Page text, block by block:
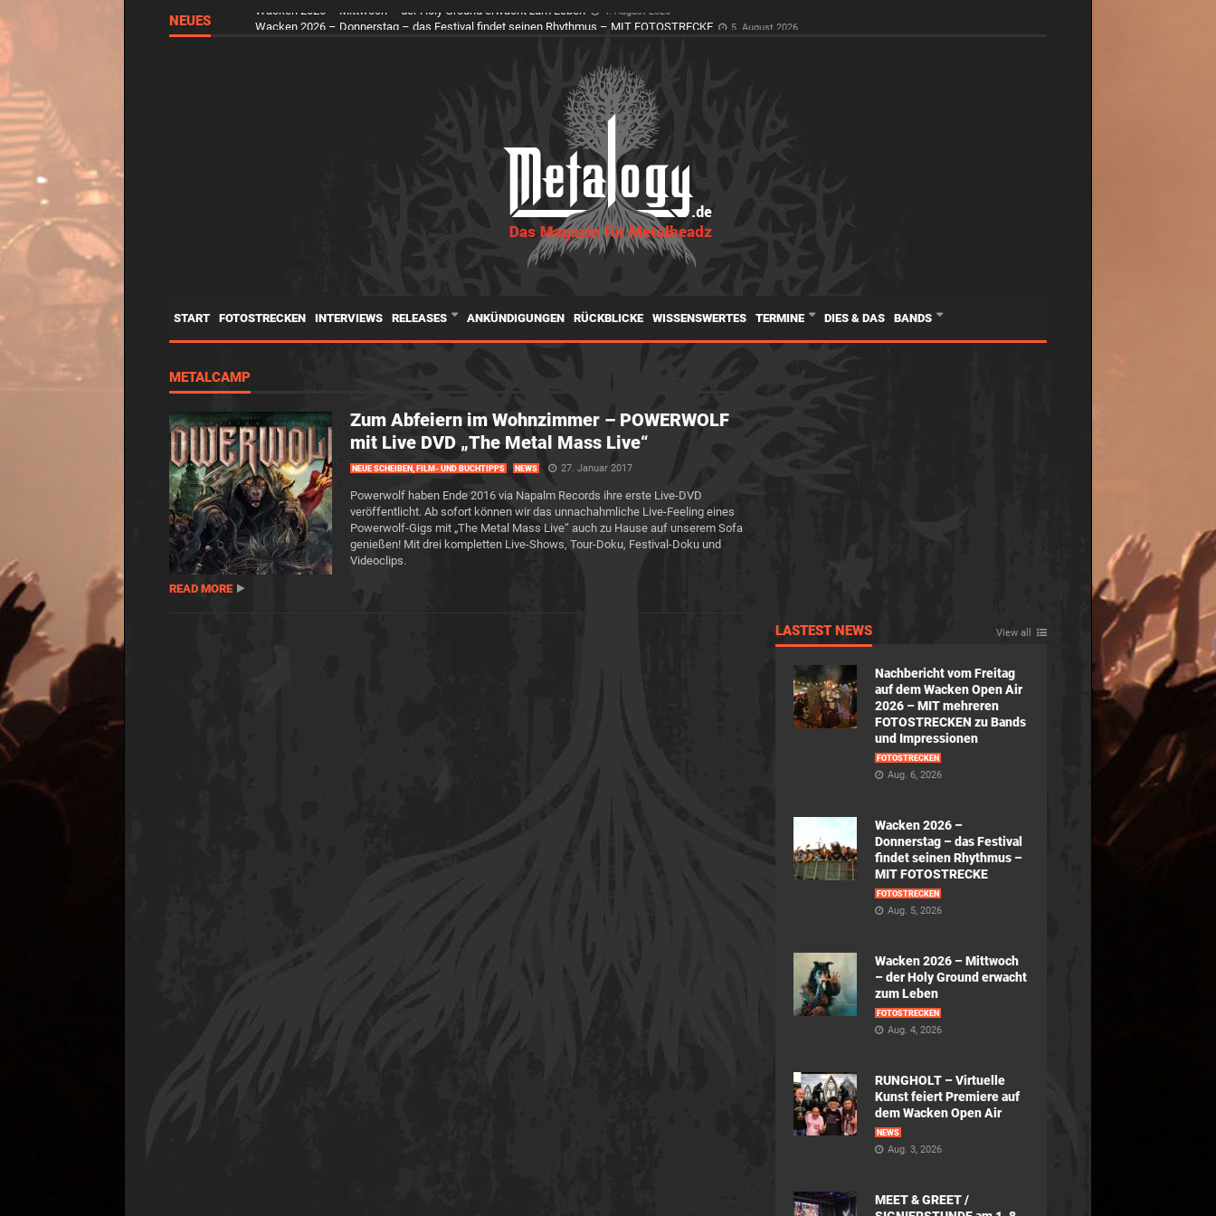
NEUES Wacken 2026 – Mittwoch – der Holy Ground erwacht zum Leben 4. August 2026
START FOTOSTRECKEN INTERVIEWS RELEASES ANKÜNDIGUNGEN RÜCKBLICKE WISSENSWERTES TERMINE DIES & DAS BANDS
METALCAMP
Zum Abfeiern im Wohnzimmer – POWERWOLF
mit Live DVD „The Metal Mass Live“
NEUE SCHEIBEN, FILM- UND BUCHTIPPS NEWS 27. Januar 2017
Powerwolf haben Ende 2016 via Napalm Records ihre erste Live-DVD
veröffentlicht. Ab sofort können wir das unnachahmliche Live-Feeling eines
Powerwolf-Gigs mit „The Metal Mass Live“ auch zu Hause auf unserem Sofa
genießen! Mit drei kompletten Live-Shows, Tour-Doku, Festival-Doku und
Videoclips.
READ MORE
LASTEST NEWS View all
Nachbericht vom Freitag
auf dem Wacken Open Air
2026 – MIT mehreren
FOTOSTRECKEN zu Bands
und Impressionen
FOTOSTRECKEN
Aug. 6, 2026
Wacken 2026 –
Donnerstag – das Festival
findet seinen Rhythmus –
MIT FOTOSTRECKE
FOTOSTRECKEN
Aug. 5, 2026
Wacken 2026 – Mittwoch
– der Holy Ground erwacht
zum Leben
FOTOSTRECKEN
Aug. 4, 2026
RUNGHOLT – Virtuelle
Kunst feiert Premiere auf
dem Wacken Open Air
NEWS
Aug. 3, 2026
MEET & GREET /